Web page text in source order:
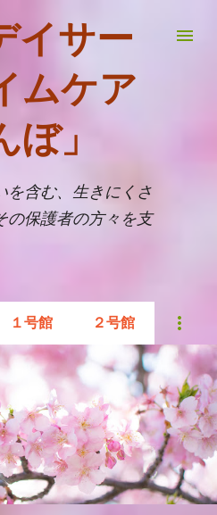
コンテンツに移動
イサー
ムケア
ぼ」
を含む、生きにくさ
の保護者の方々を支
１号館 ２号館